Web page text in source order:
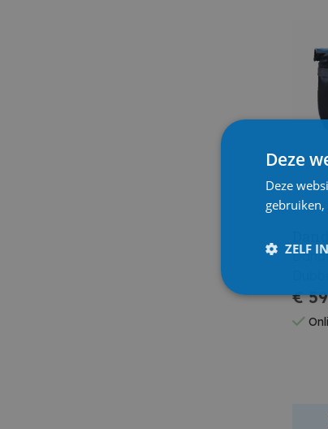
€
Deze
Deze
ZELF